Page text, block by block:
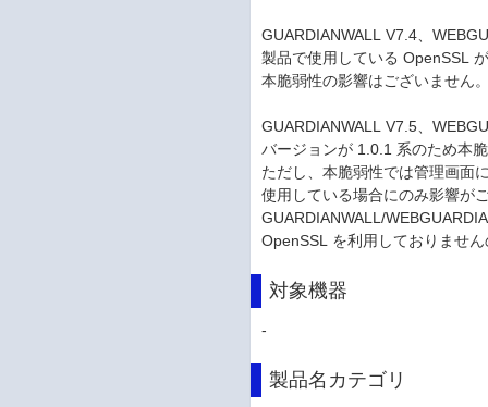
GUARDIANWALL V7.4、
製品で使用している OpenSSL
本脆弱性の影響はございません
GUARDIANWALL V7.5、
バージョンが 1.0.1 系のため本
ただし、本脆弱性では管理画面
使用している場合にのみ影響が
GUARDIANWALL/
OpenSSL を利用しておりませ
対象機器
-
製品名カテゴリ